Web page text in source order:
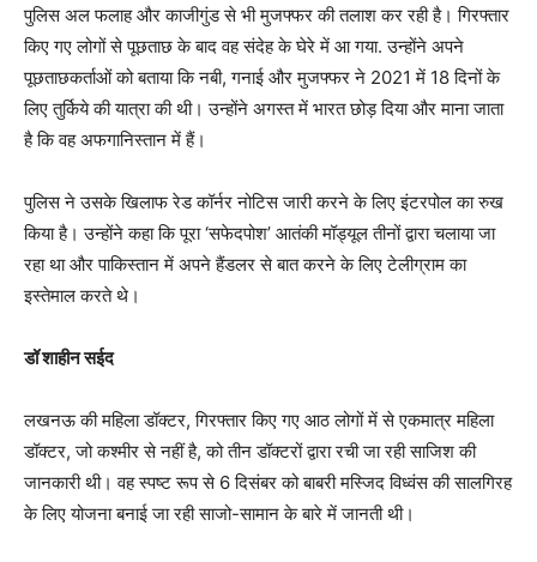
पुलिस अल फलाह और काजीगुंड से भी मुजफ्फर की तलाश कर रही है। गिरफ्तार
किए गए लोगों से पूछताछ के बाद वह संदेह के घेरे में आ गया. उन्होंने अपने
पूछताछकर्ताओं को बताया कि नबी, गनाई और मुजफ्फर ने 2021 में 18 दिनों के
लिए तुर्किये की यात्रा की थी। उन्होंने अगस्त में भारत छोड़ दिया और माना जाता
है कि वह अफगानिस्तान में हैं।
पुलिस ने उसके खिलाफ रेड कॉर्नर नोटिस जारी करने के लिए इंटरपोल का रुख
किया है। उन्होंने कहा कि पूरा ‘सफेदपोश’ आतंकी मॉड्यूल तीनों द्वारा चलाया जा
रहा था और पाकिस्तान में अपने हैंडलर से बात करने के लिए टेलीग्राम का
इस्तेमाल करते थे।
डॉ शाहीन सईद
लखनऊ की महिला डॉक्टर, गिरफ्तार किए गए आठ लोगों में से एकमात्र महिला
डॉक्टर, जो कश्मीर से नहीं है, को तीन डॉक्टरों द्वारा रची जा रही साजिश की
जानकारी थी। वह स्पष्ट रूप से 6 दिसंबर को बाबरी मस्जिद विध्वंस की सालगिरह
के लिए योजना बनाई जा रही साजो-सामान के बारे में जानती थी।